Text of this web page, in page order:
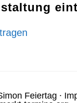
Feiertag ⸱